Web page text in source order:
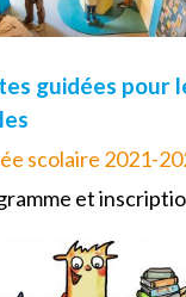
guidées pour
scolaire 2021-
et